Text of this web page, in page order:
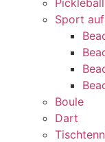
Pickleball
Sport
Boule
Dart